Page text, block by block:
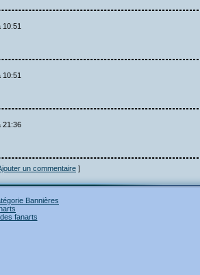
10:51
10:51
21:36
un commentaire ]
Bannières
fanarts